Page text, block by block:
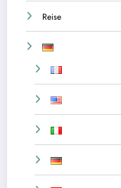
Reise